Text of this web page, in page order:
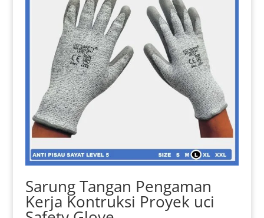
Sarung Tangan Pengaman
Kerja Kontruksi Proyek uci